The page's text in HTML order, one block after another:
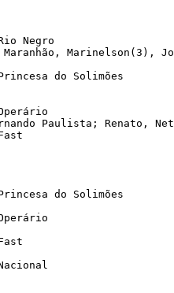
Negro
Marinelson(3),
do Solimões
Paulista; Renato,
do Solimões